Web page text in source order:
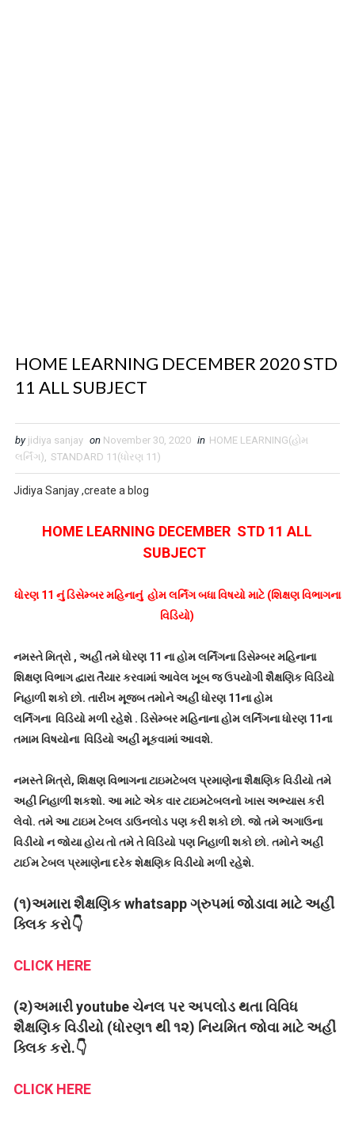
HOME LEARNING DECEMBER 2020 STD
11 ALL SUBJECT
by jidiya sanjay on November 30, 2020 in HOME LEARNING(હોમ
લર્નિંગ), STANDARD 11(ધોરણ 11)
Jidiya Sanjay ,create a blog
HOME LEARNING DECEMBER STD 11 ALL
SUBJECT
ધોરણ 11 નું ડિસેમ્બર મહિનાનું હોમ લર્નિંગ બધા વિષયો માટે (શિક્ષણ વિભાગના
વિડિયો)
નમસ્તે મિત્રો , અહીં તમે ધોરણ 11 ના હોમ લર્નિંગના ડિસેમ્બર મહિનાના
શિક્ષણ વિભાગ દ્વારા તૈયાર કરવામાં આવેલ ખૂબ જ ઉપયોગી શૈક્ષણિક વિડિયો
નિહાળી શકો છો. તારીખ મૂજબ તમોને અહીં ધોરણ 11ના હોમ
લર્નિંગના વિડિયો મળી રહેશે . ડિસેમ્બર મહિનાના હોમ લર્નિંગના ધોરણ 11ના
તમામ વિષયોના વિડિયો અહીં મૂકવામાં આવશે.
નમસ્તે મિત્રો, શિક્ષણ વિભાગના ટાઇમટેબલ પ્રમાણેના શૈક્ષણિક વિડીયો તમે
અહીં નિહાળી શકશો. આ માટે એક વાર ટાઇમટેબલનો ખાસ અભ્યાસ કરી
લેવો. તમે આ ટાઇમ ટેબલ ડાઉનલોડ પણ કરી શકો છો. જો તમે અગાઉના
વિડીયો ન જોયા હોય તો તમે તે વિડિયો પણ નિહાળી શકો છો. તમોને અહીં
ટાઈમ ટેબલ પ્રમાણેના દરેક શેક્ષણિક વિડીયો મળી રહેશે.
(૧)અમારા શૈક્ષણિક whatsapp ગ્રુપમાં જોડાવા માટે અહીં
ક્લિક કરો👇
CLICK HERE
(૨)અમારી youtube ચેનલ પર અપલોડ થતા વિવિધ
શૈક્ષણિક વિડીયો (ધોરણ૧ થી ૧૨) નિયમિત જોવા માટે અહીં
ક્લિક કરો.👇
CLICK HERE